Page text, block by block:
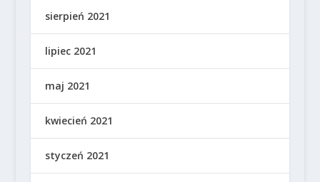
sierpień 2021
lipiec 2021
maj 2021
kwiecień 2021
styczeń 2021